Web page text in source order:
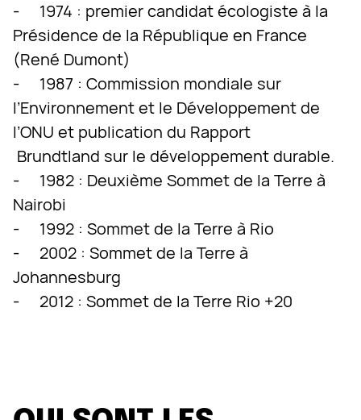
- 1974 : premier candidat écologiste à la
Présidence de la République en France
(René Dumont)
- 1987 : Commission mondiale sur
l’Environnement et le Développement de
l’ONU et publication du Rapport
Brundtland sur le développement durable.
- 1982 : Deuxième Sommet de la Terre à
Nairobi
- 1992 : Sommet de la Terre à Rio
- 2002 : Sommet de la Terre à
Johannesburg
- 2012 : Sommet de la Terre Rio +20